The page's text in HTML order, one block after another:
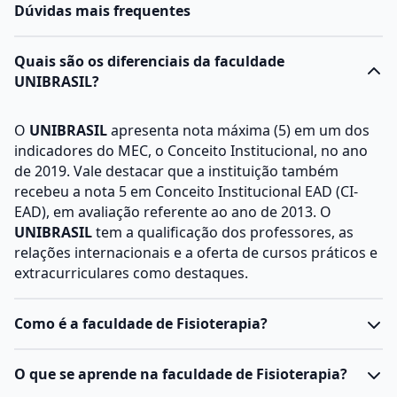
Dúvidas mais frequentes
Quais são os diferenciais da faculdade
UNIBRASIL?
O UNIBRASILapresenta nota máxima (5) em um dos
indicadores do MEC, o Conceito Institucional, no ano
de 2019. Vale destacar que a instituição também
recebeu a nota 5 em Conceito Institucional EAD (CI-
EAD), em avaliação referente ao ano de 2013. O
UNIBRASILtem a qualificação dos professores, as
relações internacionais e a oferta de cursos práticos e
extracurriculares como destaques.
Como é a faculdade de Fisioterapia?
O curso de Fisioterapiaé uma graduação voltada para
O que se aprende na faculdade de Fisioterapia?